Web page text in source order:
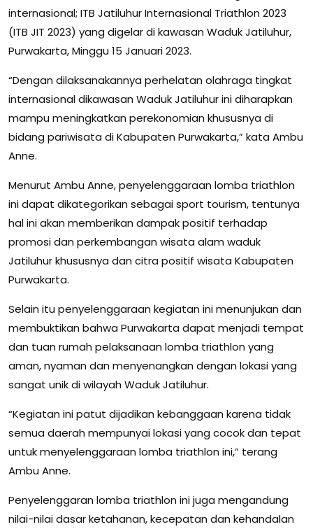
internasional; ITB Jatiluhur Internasional Triathlon 2023
(ITB JIT 2023) yang digelar di kawasan Waduk Jatiluhur,
Purwakarta, Minggu 15 Januari 2023.
“Dengan dilaksanakannya perhelatan olahraga tingkat
internasional dikawasan Waduk Jatiluhur ini diharapkan
mampu meningkatkan perekonomian khususnya di
bidang pariwisata di Kabupaten Purwakarta,” kata Ambu
Anne.
Menurut Ambu Anne, penyelenggaraan lomba triathlon
ini dapat dikategorikan sebagai sport tourism, tentunya
hal ini akan memberikan dampak positif terhadap
promosi dan perkembangan wisata alam waduk
Jatiluhur khususnya dan citra positif wisata Kabupaten
Purwakarta.
Selain itu penyelenggaraan kegiatan ini menunjukan dan
membuktikan bahwa Purwakarta dapat menjadi tempat
dan tuan rumah pelaksanaan lomba triathlon yang
aman, nyaman dan menyenangkan dengan lokasi yang
sangat unik di wilayah Waduk Jatiluhur.
“Kegiatan ini patut dijadikan kebanggaan karena tidak
semua daerah mempunyai lokasi yang cocok dan tepat
untuk menyelenggaraan lomba triathlon ini,” terang
Ambu Anne.
Penyelenggaran lomba triathlon ini juga mengandung
nilai-nilai dasar ketahanan, kecepatan dan kehandalan